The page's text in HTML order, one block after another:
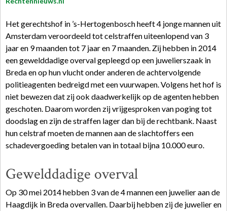
Het gerechtshof in ’s-Hertogenbosch heeft 4 jonge mannen uit
Amsterdam veroordeeld tot celstraffen uiteenlopend van 3
jaar en 9 maanden tot 7 jaar en 7 maanden. Zij hebben in 2014
een gewelddadige overval gepleegd op een juwelierszaak in
Breda en op hun vlucht onder anderen de achtervolgende
politieagenten bedreigd met een vuurwapen. Volgens het hof is
niet bewezen dat zij ook daadwerkelijk op de agenten hebben
geschoten. Daarom worden zij vrijgesproken van poging tot
doodslag en zijn de straffen lager dan bij de rechtbank. Naast
hun celstraf moeten de mannen aan de slachtoffers een
schadevergoeding betalen van in totaal bijna 10.000 euro.
Gewelddadige overval
Op 30 mei 2014 hebben 3 van de 4 mannen een juwelier aan de
Haagdijk in Breda overvallen. Daarbij hebben zij de juwelier en